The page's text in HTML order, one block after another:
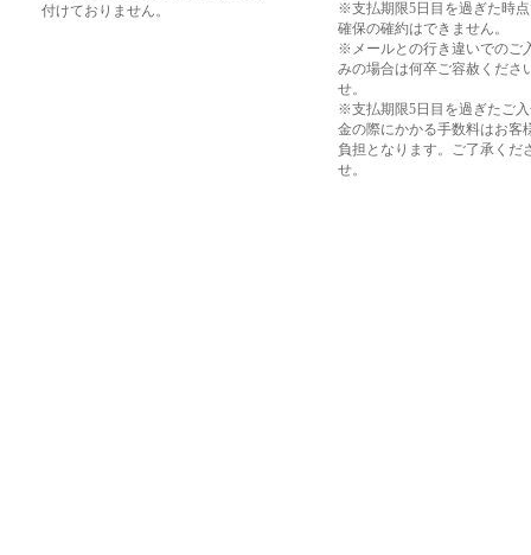
付けておりません。
※支払期限5日目を過ぎた時
確保の確約はできません。
※メールとの行き違いでのご
みの場合は何卒ご容赦くださ
せ。
※支払期限5日目を過ぎたご
金の際にかかる手数料はお客
負担となります。ご了承くだ
せ。